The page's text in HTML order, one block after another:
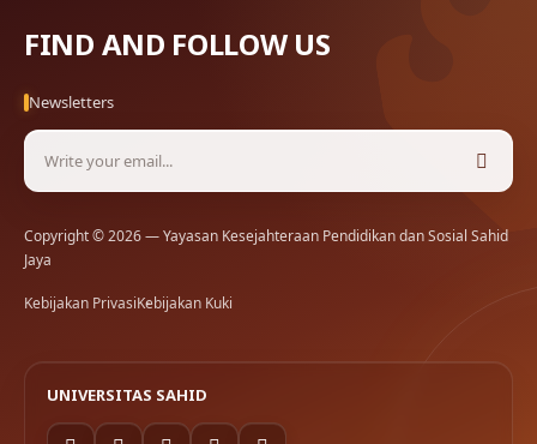
FIND AND FOLLOW US
Newsletters
Copyright © 2026 — Yayasan Kesejahteraan Pendidikan dan Sosial Sahid
Jaya
Kebijakan PrivasiKebijakan Kuki
UNIVERSITAS SAHID